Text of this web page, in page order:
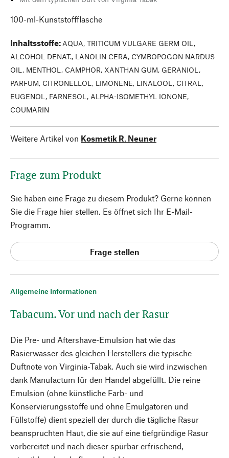
Allgemeine Informationen
Tabacum. Vor und nach der Rasur
Die Pre- und Aftershave-Emulsion hat wie das
Rasierwasser des gleichen Herstellers die typische
Duftnote von Virginia-Tabak. Auch sie wird inzwischen
dank Manufactum für den Handel abgefüllt. Die reine
Emulsion (ohne künstliche Farb- und
Konservierungsstoffe und ohne Emulgatoren und
Füllstoffe) dient speziell der durch die tägliche Rasur
beanspruchten Haut, die sie auf eine tiefgründige Rasur
vorbereitet und nach dieser spürbar erfrischend,
100-ml-Kunststoffflasche
Inhaltsstoffe: AQUA, TRITICUM VULGARE GERM OIL,
ALCOHOL DENAT., LANOLIN CERA, CYMBOPOGON NARDUS
OIL, MENTHOL, CAMPHOR, XANTHAN GUM, GERANIOL,
PARFUM, CITRONELLOL, LIMONENE, LINALOOL, CITRAL,
EUGENOL, FARNESOL, ALPHA-ISOMETHYL IONONE,
COUMARIN
Weitere Artikel von Kosmetik R. Neuner
Frage zum Produkt
Sie haben eine Frage zu diesem Produkt? Gerne können
Sie die Frage hier stellen. Es öffnet sich Ihr E-Mail-
Programm.
Frage stellen